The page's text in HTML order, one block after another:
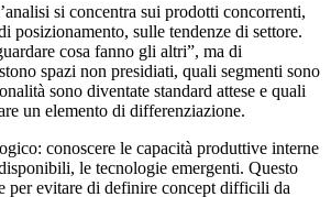
si concentra sui prodotti concorrenti,
posizionamento, sulle tendenze di settore.
cosa fanno gli altri”, ma di
spazi non presidiati, quali segmenti sono
sono diventate standard attese e quali
un elemento di differenziazione.
conoscere le capacità produttive interne
le tecnologie emergenti. Questo
per evitare di definire concept difficili da